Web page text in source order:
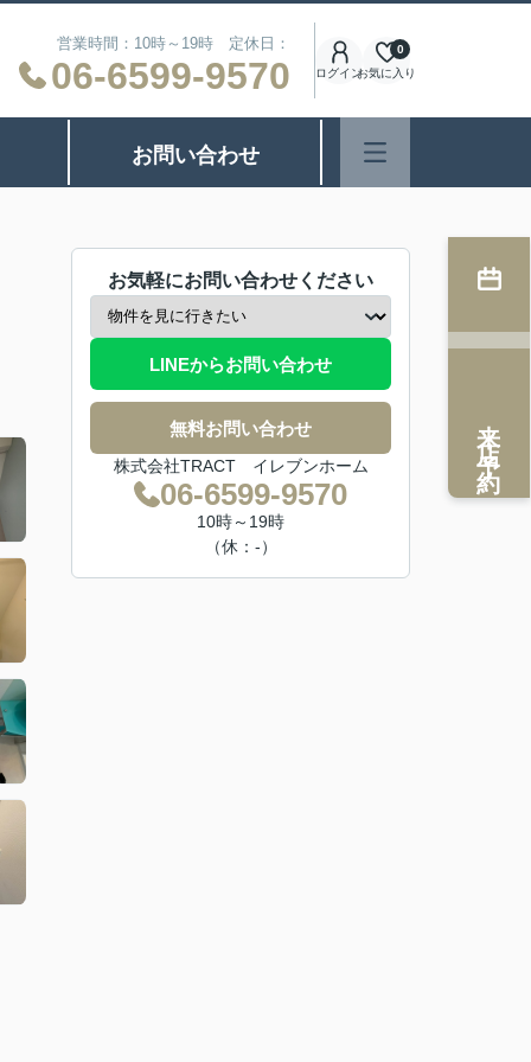
営業時間：10時～19時 定休日：
06-6599-9570 ログインお気に入り
0
お問い合わせ
お気軽にお問い合わせください
LINEからお問い合わせ
無料お問い合わせ
株式会社TRACT イレブンホーム
06-6599-9570
10時～19時
（休：-）
来店予約